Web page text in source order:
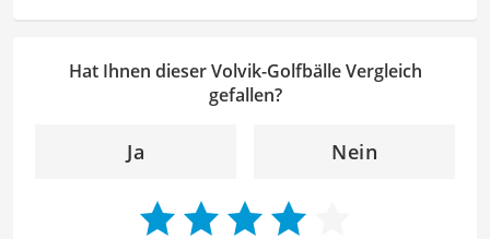
geschriebenen Wort als Lektorin bei VGL in unsere Texte
einfließen zu lassen. Mit meinem Auge für
ich unser Redaktionsteam dabei, qualitativ hochwertige
meinen Wissensschatz immer mehr zu erweitern und
mich täglich mit den verschiedensten Themen
Hat Ihnen dieser Volvik-Golfbälle Vergleich
gefallen?
Ja Nein